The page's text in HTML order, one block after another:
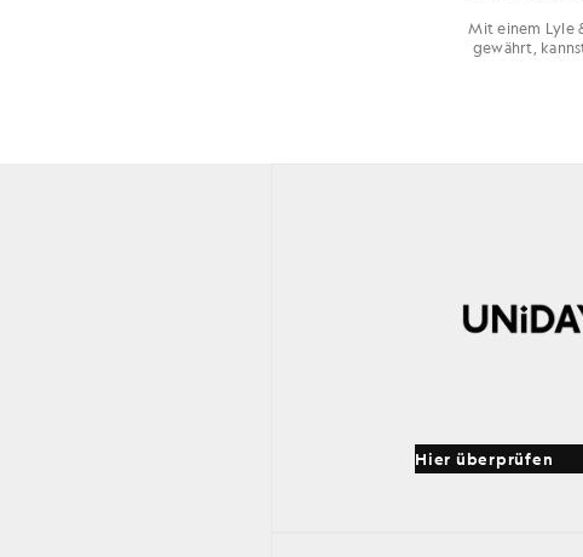
Mit einem Lyle
gewährt,
Hier überprüfen